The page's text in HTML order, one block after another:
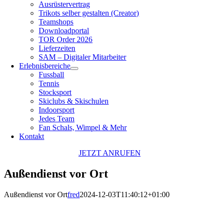
Ausrüstervertrag
Trikots selber gestalten (Creator)
Teamshops
Downloadportal
TOR Order 2026
Lieferzeiten
SAM – Digitaler Mitarbeiter
Erlebnisbereiche
Fussball
Tennis
Stocksport
Skiclubs & Skischulen
Indoorsport
Jedes Team
Fan Schals, Wimpel & Mehr
Kontakt
JETZT ANRUFEN
Außendienst vor Ort
Außendienst vor Ortfred2024-12-03T11:40:12+01:00